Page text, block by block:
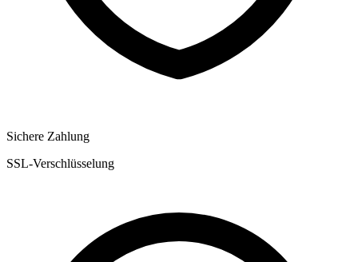
Sichere Zahlung
SSL-Verschlüsselung